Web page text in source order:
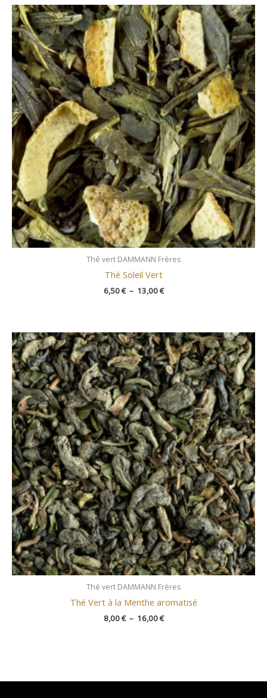
Thé vert DAMMANN Frères
Thé Soleil Vert
6,50€ – 13,00€
Plage
de
prix :
6,50 €
à
13,00 €
Thé vert DAMMANN Frères
Thé Vert à la Menthe aromatisé
8,00€ – 16,00€
Plage
de
prix :
8,00 €
à
16,00 €